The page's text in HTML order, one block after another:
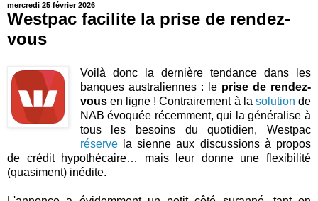
mercredi 25 février 2026
Westpac facilite la prise de rendez-
vous
Voilà donc la dernière tendance dans les
banques australiennes : le prise de rendez-
vousen ligne ! Contrairement à la solution de
NAB évoquée récemment, qui la généralise à
tous les besoins du quotidien, Westpac
réservela sienne aux discussions à propos
de crédit hypothécaire… mais leur donne une flexibilité
(quasiment) inédite.